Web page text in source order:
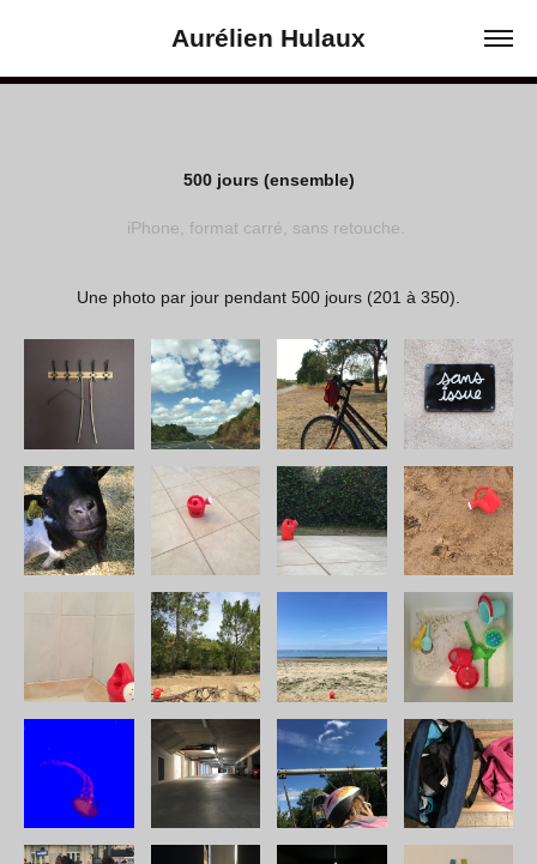
Aurélien Hulaux
500 jours (ensemble)
iPhone, format carré, sans retouche.
Une photo par jour pendant 500 jours (201 à 350).